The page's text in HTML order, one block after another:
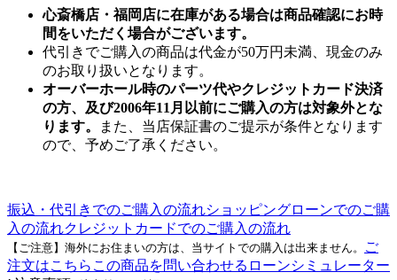
心斎橋店・福岡店に在庫がある場合は商品確認にお時
間をいただく場合がございます。
代引きでご購入の商品は代金が50万円未満、現金のみ
のお取り扱いとなります。
オーバーホール時のパーツ代やクレジットカード決済
の方、及び2006年11月以前にご購入の方は対象外とな
ります。
また、当店保証書のご提示が条件となります
ので、予めご了承ください。
振込・代引きでのご購入の流れショッピングローンでのご購
入の流れクレジットカードでのご購入の流れ
【ご注意】海外にお住まいの方は、当サイトでの購入は出来ません。
ご
注文はこちら この商品を問い合わせる ローンシミュレーター